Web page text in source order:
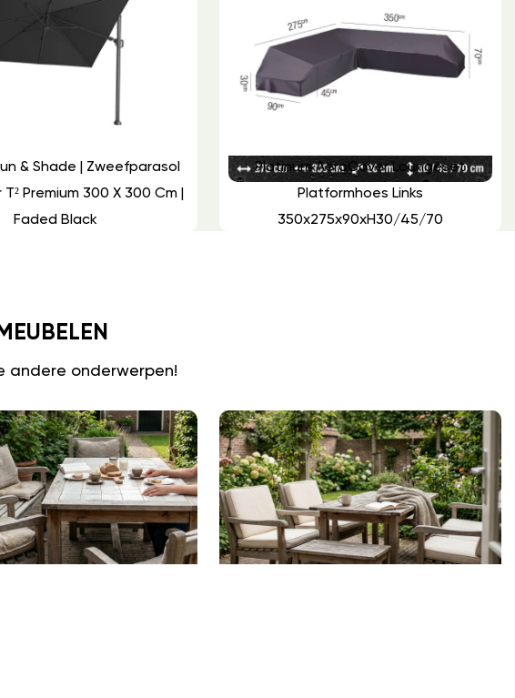
& Shade | Zweefparasol
Premium 300 X 300 Cm |
Faded Black
Platinum AeroCover Loungeset
Platformhoes Links
350x275x90xH30/45/70
andere onderwerpen!